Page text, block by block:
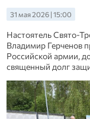
31 мая 2026 | 15:00
Настоятель Свято-
Владимир Герченов
Российской армии,
священный долг